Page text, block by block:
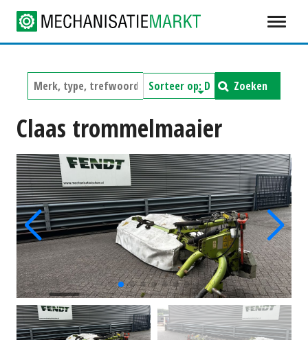
Zoeken
Claas trommelmaaier